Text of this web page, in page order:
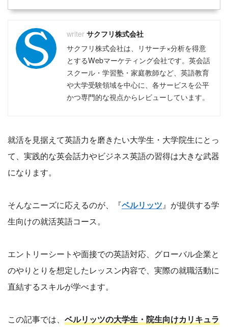
サクフリ株式会社
サクフリ株式会社は、リサーチ×分析を得意
とするWebマーケティング会社です。英会話
スクール・学習塾・家庭教師など、英語教育
や大学受験領域を中心に、各サービスを公平
かつ専門的な視点からレビューしています。
就活を見据えて英語力を磨きたい大学生・大学院生にとっ
て、実践的な英会話力やビジネス英語の習得は大きな武器
になります。
そんなニーズに応えるのが、『ベルリッツ』が提供する学
生向けの就活英語コース。
エントリーシートや面接での英語対応、グローバル企業と
のやりとりを想定したレッスン内容で、実際の就職活動に
直結するスキルが学べます。
この記事では、 ベルリッツの大学生・院生向けカリキュラ